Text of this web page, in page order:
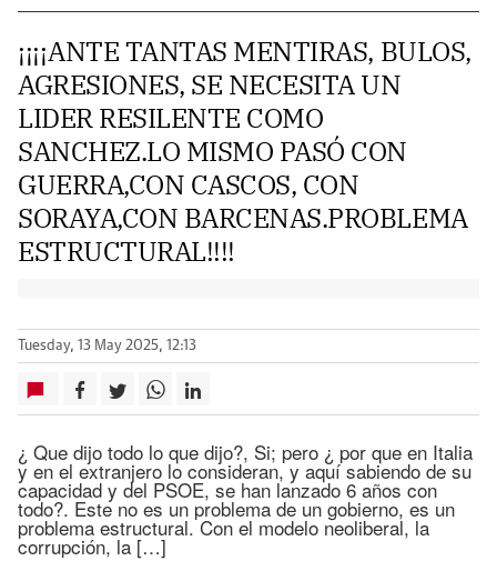
¡¡¡¡ANTE TANTAS MENTIRAS, BULOS,
AGRESIONES, SE NECESITA UN
LIDER RESILENTE COMO
SANCHEZ.LO MISMO PASÓ CON
GUERRA,CON CASCOS, CON
SORAYA,CON BARCENAS.PROBLEMA
ESTRUCTURAL!!!!
Tuesday, 13 May 2025, 12:13
¿ Que dijo todo lo que dijo?, Si; pero ¿ por que en Italia
y en el extranjero lo consideran, y aquí sabiendo de su
capacidad y del PSOE, se han lanzado 6 años con
todo?. Este no es un problema de un gobierno, es un
problema estructural. Con el modelo neoliberal, la
corrupción, la […]